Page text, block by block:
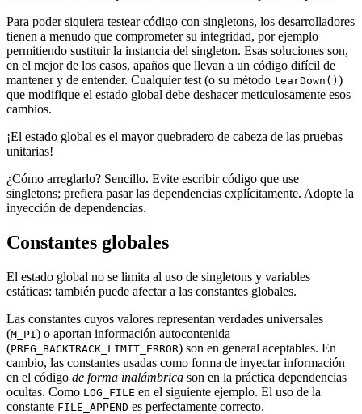
Para poder siquiera testear código con singletons, los desarrolladores
tienen a menudo que comprometer su integridad, por ejemplo
permitiendo sustituir la instancia del singleton. Esas soluciones son,
en el mejor de los casos, apaños que llevan a un código difícil de
mantener y de entender. Cualquier test (o su método tearDown() )
que modifique el estado global debe deshacer meticulosamente esos
cambios.
¡El estado global es el mayor quebradero de cabeza de las pruebas
unitarias!
¿Cómo arreglarlo? Sencillo. Evite escribir código que use
singletons; prefiera pasar las dependencias explícitamente. Adopte la
inyección de dependencias.
Constantes globales
El estado global no se limita al uso de singletons y variables
estáticas: también puede afectar a las constantes globales.
Las constantes cuyos valores representan verdades universales
(M_PI) o aportan información autocontenida
(PREG_BACKTRACK_LIMIT_ERROR) son en general aceptables. En
cambio, las constantes usadas como forma de inyectar información
en el código de forma inalámbrica son en la práctica dependencias
ocultas. Como LOG_FILE en el siguiente ejemplo. El uso de la
constante FILE_APPEND es perfectamente correcto.